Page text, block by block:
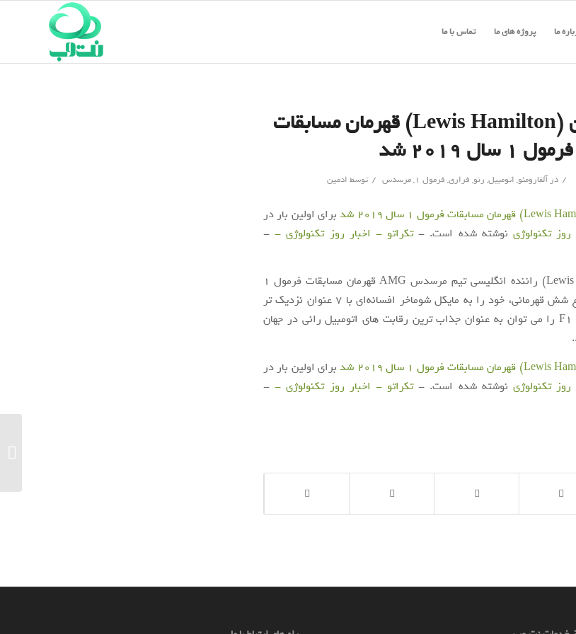
ما پروژه های ما تماس با ما
لوئیز همیلتون (Lewis Hamilton) قهرمان مسابقات
فرمول ۱ سال ۲۰۱۹ شد
/ درآلفارومئو, اتومبیل, رنو, فراری, فرمول 1 ,مرسدس / توسط ادمین
برای اولین بار در
تکنولوژی نوشته شده است. -تکراتو - اخبار روز تکنولوژی - -
لوییز همیلتون (Lewis Hamilton) راننده انگلیسی تیم مرسدس AMG قهرمان مسابقات فرمول 1
سال 2019 شد و با مجموع شش قهرمانی، خود را به مایکل شوماخر افسانه‌ای با 7 عنوان نزدیک تر
کرد. مسابقات فرمول 1 یا F1 را می توان به عنوان جذاب ترین رقابت های اتومبیل رانی در جهان
برای اولین بار در
تکنولوژی نوشته شده است. -تکراتو - اخبار روز تکنولوژی - -